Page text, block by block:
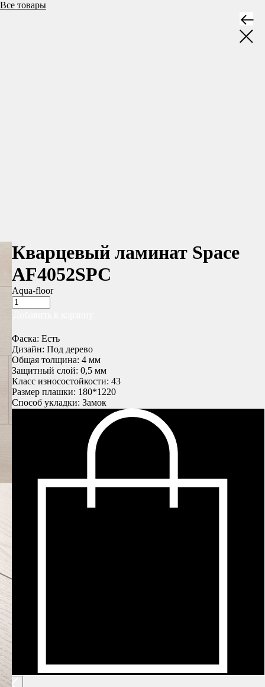
Все товары
Кварцевый ламинат Space
AF4052SPC
Aqua-floor
Фаска: Есть
Дизайн: Под дерево
Общая толщина: 4 мм
Защитный слой: 0,5 мм
Класс износостойкости: 43
Размер плашки: 180*1220
Способ укладки: Замок